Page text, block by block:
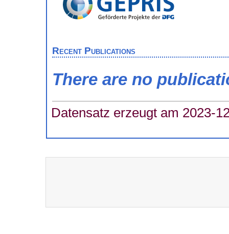
Recent Publications
There are no
Datensatz erzeugt am 2023-